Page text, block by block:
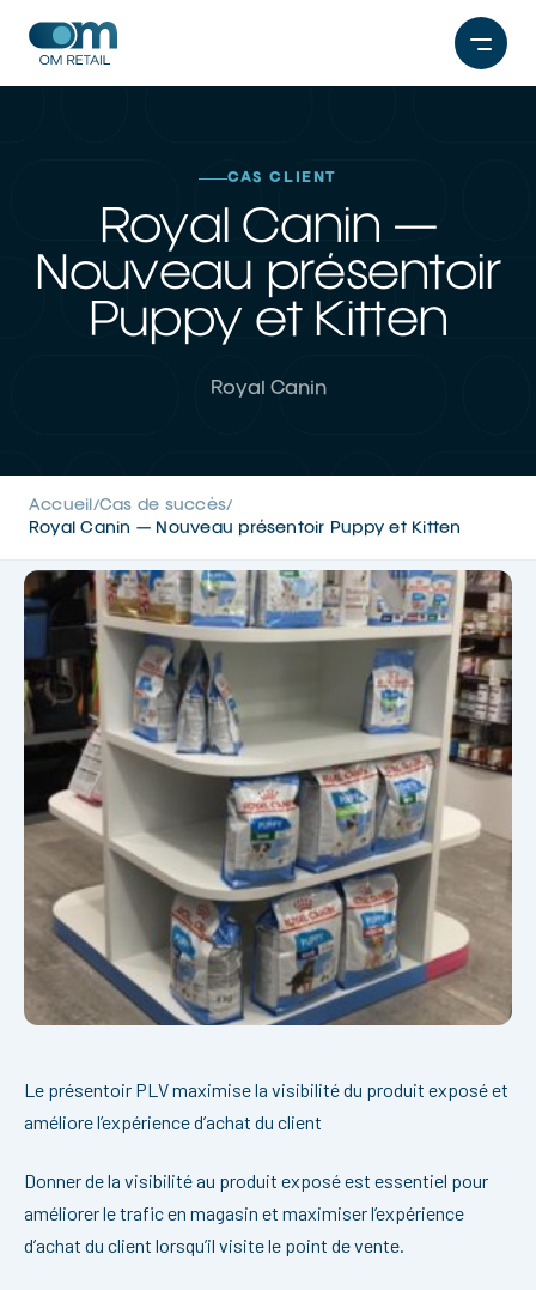
CAS CLIENT
Royal Canin —
Nouveau présentoir
Puppy et Kitten
Royal Canin
Accueil /Cas de succès/
Royal Canin — Nouveau présentoir Puppy et Kitten
Le présentoir PLV maximise la visibilité du produit exposé et
améliore l’expérience d’achat du client
Donner de la visibilité au produit exposé est essentiel pour
améliorer le trafic en magasin et maximiser l’expérience
d’achat du client lorsqu’il visite le point de vente.